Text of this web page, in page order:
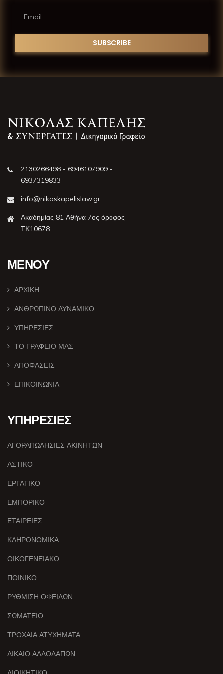
2130266498 - 6946107909 -
6937319833
info@nikoskapelislaw.gr
Ακαδημίας 81 Αθήνα 7ος όροφος
ΤΚ10678
ΜΕΝΟΥ
ΑΡΧΙΚΗ
ΑΝΘΡΩΠΙΝΟ ΔΥΝΑΜΙΚΟ
ΥΠΗΡΕΣΙΕΣ
ΤΟ ΓΡΑΦΕΙΟ ΜΑΣ
ΑΠΟΦΑΣΕΙΣ
ΕΠΙΚΟΙΝΩΝΙΑ
ΥΠΗΡΕΣΙΕΣ
ΑΓΟΡΑΠΩΛΗΣΙΕΣ ΑΚΙΝΗΤΩΝ
ΑΣΤΙΚΟ
ΕΡΓΑΤΙΚΟ
ΕΜΠΟΡΙΚΟ
ΕΤΑΙΡΕΙΕΣ
ΚΛΗΡΟΝΟΜΙΚΑ
ΟΙΚΟΓΕΝΕΙΑΚΟ
ΠΟΙΝΙΚΟ
ΡΥΘΜΙΣΗ ΟΦΕΙΛΩΝ
ΣΩΜΑΤΕΙΟ
ΤΡΟΧΑΙΑ ΑΤΥΧΗΜΑΤΑ
ΔΙΚΑΙΟ ΑΛΛΟΔΑΠΩΝ